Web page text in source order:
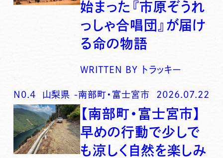
始まった『市原ぞうれ
っしゃ合唱団』が届け
る命の物語
WRITTEN BY トラッキー
N0.4 山梨県 -南部町・富士宮市 2026.07.22
【南部町・富士宮市】
早めの行動で少しで
も涼しく自然を楽しみ